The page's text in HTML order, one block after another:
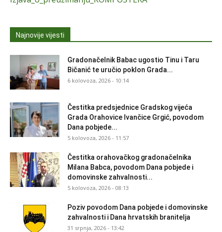
Najnovije vijesti
Gradonačelnik Babac ugostio Tinu i Taru
Bičanić te uručio poklon Grada...
6 kolovoza, 2026 - 10:14
Čestitka predsjednice Gradskog vijeća
Grada Orahovice Ivančice Grgić, povodom
Dana pobjede...
5 kolovoza, 2026 - 11:57
Čestitka orahovačkog gradonačelnika
Milana Babca, povodom Dana pobjede i
domovinske zahvalnosti...
5 kolovoza, 2026 - 08:13
Poziv povodom Dana pobjede i domovinske
zahvalnosti i Dana hrvatskih branitelja
31 srpnja, 2026 - 13:42